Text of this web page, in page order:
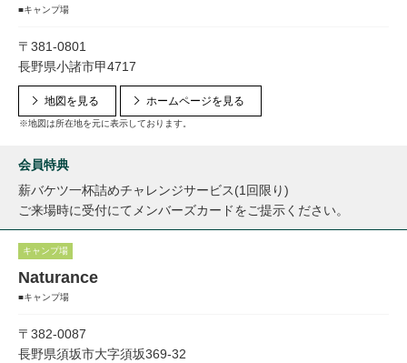
■キャンプ場
〒381-0801
長野県小諸市甲4717
地図を見る
※地図は所在地を元に表示しております。
ホームページを見る
会員特典
薪バケツ一杯詰めチャレンジサービス(1回限り)
ご来場時に受付にてメンバーズカードをご提示ください。
キャンプ場
Naturance
■キャンプ場
〒382-0087
長野県須坂市大字須坂369-32